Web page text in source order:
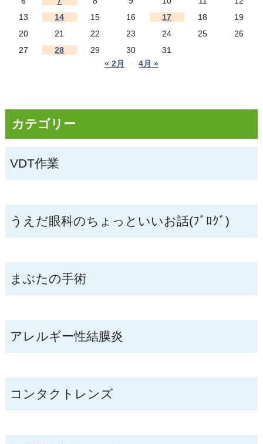
13
14 15 16 17 18
19
20
21 22 23 24 25
26
27
28 29 30
31
« 2月
4月 »
カテゴリー
VDT作業
うえだ眼科のちょっといいお話(ﾌﾞﾛｸﾞ)
まぶたの手術
アレルギー性結膜炎
コンタクトレンズ